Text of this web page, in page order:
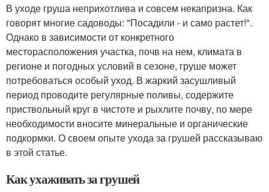
В уходе груша неприхотлива и совсем некапризна. Как
говорят многие садоводы: "Посадили - и само растет!".
Однако в зависимости от конкретного
месторасположения участка, почв на нем, климата в
регионе и погодных условий в сезоне, груше может
потребоваться особый уход. В жаркий засушливый
период проводите регулярные поливы, содержите
приствольный круг в чистоте и рыхлите почву, по мере
необходимости вносите минеральные и органические
подкормки. О своем опыте ухода за грушей рассказываю
в этой статье.
Как ухаживать за грушей